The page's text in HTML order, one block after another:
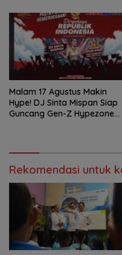
Malam 17 Agustus Makin
Hype! DJ Sinta Mispan Siap
Guncang Gen-Z Hypezone
Rekomendasi untuk